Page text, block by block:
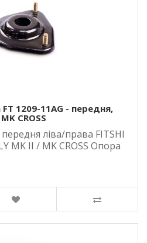
1209-11AG - передня,
CROSS
ліва/права FITSHI
MK II / MK CROSS Опора